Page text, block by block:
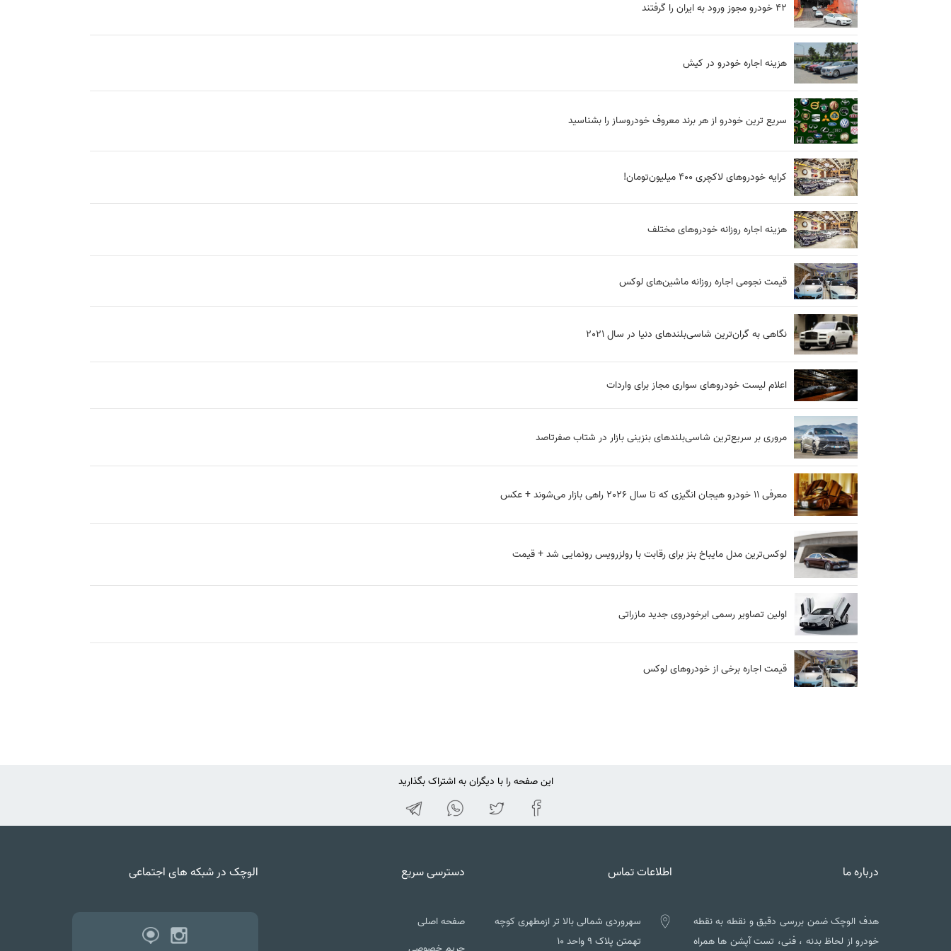
۴۲ خودرو مجوز ورود به ایران را گرفتند
هزینه اجاره خودرو در کیش
سریع ترین خودرو از هر برند معروف خودروساز را بشناسید
کرایه‌ خودروهای لاکچری 400 میلیون‌تومان!
هزینه اجاره روزانه خودروهای مختلف
قیمت نجومی اجاره روزانه ماشین‌های لوکس
نگاهی به گران‌ترین شاسی‌بلندهای دنیا در سال ۲۰۲۱
اعلام لیست خودروهای سواری مجاز برای واردات
مروری بر سریع‌ترین شاسی‌بلندهای بنزینی بازار در شتاب صفرتاصد
معرفی ۱۱ خودرو هیجان انگیزی که تا سال ۲۰۲۶ راهی بازار می‌شوند + عکس
لوکس‌ترین مدل مایباخ بنز برای رقابت با رولزرویس رونمایی شد + قیمت
اولین تصاویر رسمی ابرخودروی جدید مازراتی
قیمت اجاره برخی از خودروهای لوکس
این صفحه را با دیگران به اشتراک بگذارید
درباره ما
هدف الوچک ضمن بررسی دقیق و نقطه به نقطه
خودرو از لحاظ بدنه ، فنی، تست آپشن ها همراه
اطلاعات تماس
سهروردی شمالی بالا تر ازمطهری کوچه
تهمتن پلاک ۹ واحد ۱۰
دسترسی سریع
صفحه اصلی
الوچک در شبکه های اجتماعی